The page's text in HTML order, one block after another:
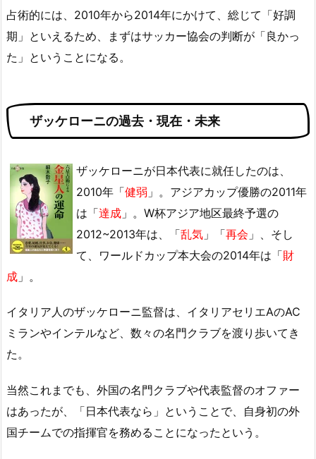
占術的には、2010年から2014年にかけて、総じて「好調
期」といえるため、まずはサッカー協会の判断が「良かっ
た」ということになる。
ザッケローニの過去・現在・未来
ザッケローニが日本代表に就任したのは、
2010年「健弱 」。アジアカップ優勝の2011年
は「達成 」。W杯アジア地区最終予選の
2012~2013年は、「乱気 」「再会 」、そし
て、ワールドカップ本大会の2014年は「財
成 」。
イタリア人のザッケローニ監督は、イタリアセリエAのAC
ミランやインテルなど、数々の名門クラブを渡り歩いてき
た。
当然これまでも、外国の名門クラブや代表監督のオファー
はあったが、「日本代表なら」ということで、自身初の外
国チームでの指揮官を務めることになったという。